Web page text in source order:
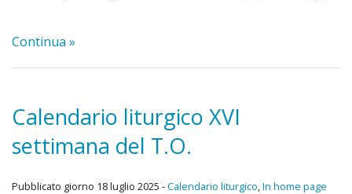
Continua »
Calendario liturgico XVI
settimana del T.O.
Pubblicato giorno 18 luglio 2025 -Calendario liturgico,In home page